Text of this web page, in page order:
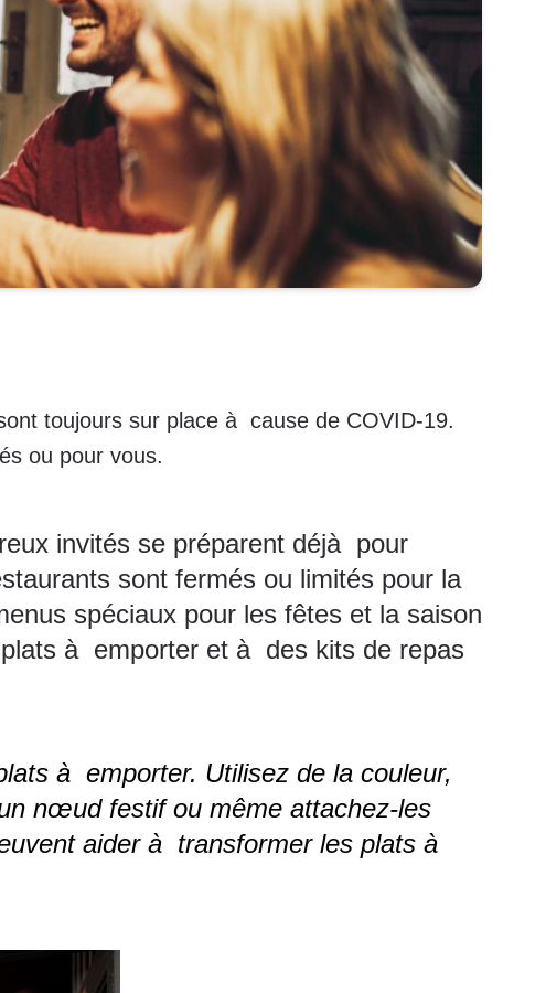
toujours sur place à cause de COVID-19.
ou pour vous.
invités se préparent déjà pour
sont fermés ou limités pour la
spéciaux pour les fêtes et la saison
à emporter et à des kits de repas
à emporter. Utilisez de la couleur,
nœud festif ou même attachez-les
aider à transformer les plats à